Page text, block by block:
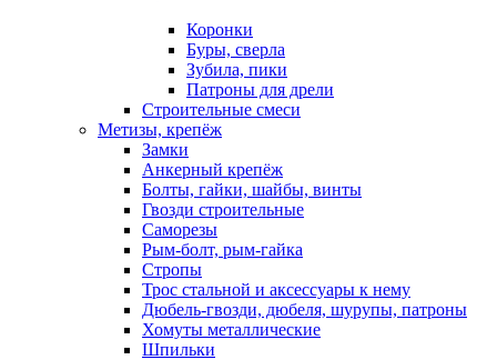
Коронки
Буры, сверла
Зубила, пики
Патроны для дрели
Строительные смеси
Метизы, крепёж
Замки
Анкерный крепёж
Болты, гайки, шайбы, винты
Гвозди строительные
Саморезы
Рым-болт, рым-гайка
Стропы
Трос стальной и аксессуары к нему
Дюбель-гвозди, дюбеля, шурупы, патроны
Хомуты металлические
Шпильки